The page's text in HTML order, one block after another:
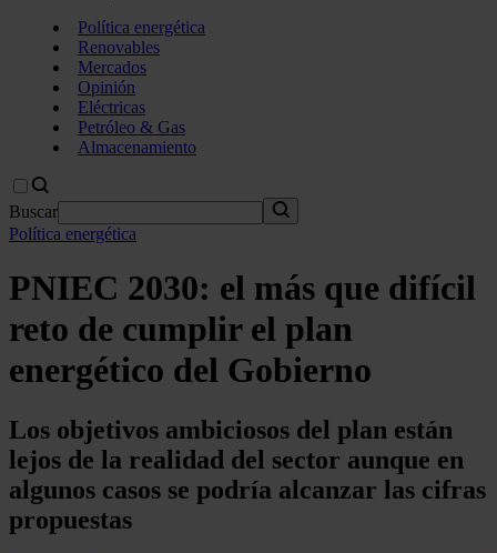
Política energética
Renovables
Mercados
Opinión
Eléctricas
Petróleo & Gas
Almacenamiento
Buscar
Política energética
PNIEC 2030: el más que difícil
reto de cumplir el plan
energético del Gobierno
Los objetivos ambiciosos del plan están
lejos de la realidad del sector aunque en
algunos casos se podría alcanzar las cifras
propuestas